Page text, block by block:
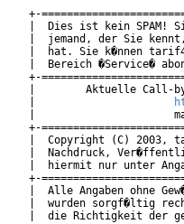
+-
|  Dies ist kein SPAM!
|  jemand, der Sie
|  hat. Sie k�nnen
|  Bereich �Service�
+-
|        Aktuelle Call-
|
+-
|  Copyright (C)
|  Nachdruck,
|  hiermit nur unter
+-
|  Alle Angaben ohne
|  wurden sorgf�ltig
|  die Richtigkeit der